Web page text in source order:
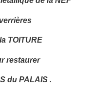
TOITURE
restaurer
du PALAIS .